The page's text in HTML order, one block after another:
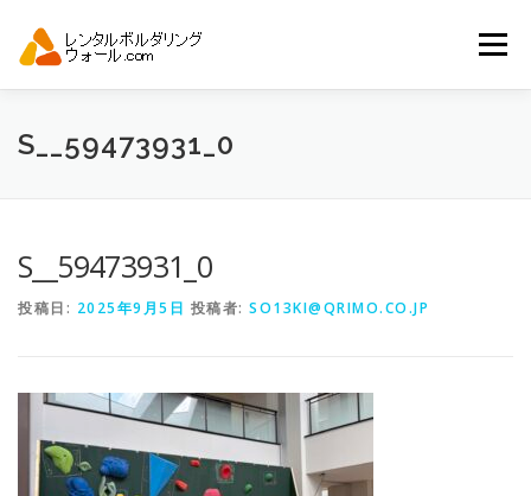
メニュー
トップ 自動見積り
S__59473931_0
S__59473931_0
投稿日: 2025年9月5日 投稿者: SO13KI@QRIMO.CO.JP